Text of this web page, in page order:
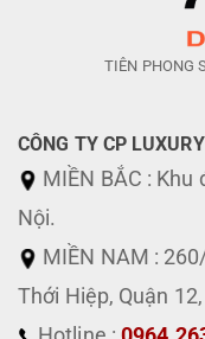
TIÊN PHONG
CÔNG TY CP
MIỀN BẮC : Khu
Nội.
MIỀN NAM :
Thới Hiệp, Quận